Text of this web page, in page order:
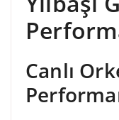
Canlı